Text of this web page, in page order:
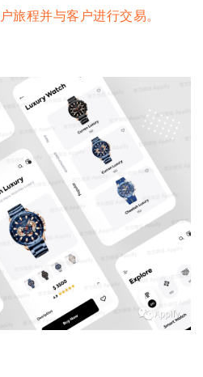
旅程并与客户进行交易。